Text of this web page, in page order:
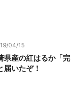
04/15
県産の紅はるか「完
いたぞ！